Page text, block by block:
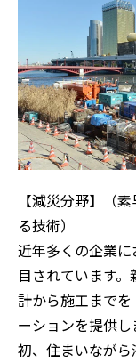
【減災分野】（
る技術）
近年多くの企業
目されています
計から施工まで
ーションを提供
初、住まいながら